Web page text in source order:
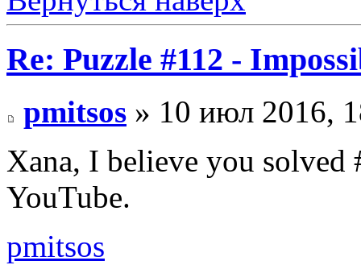
Re: Puzzle #112 -
pmitsos » 10 июл 2016,
Xana, I believe you solved
YouTube.
pmitsos